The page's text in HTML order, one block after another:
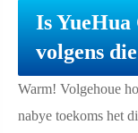
Is
volgens
Warm! Volgehoue
nabye toekoms het